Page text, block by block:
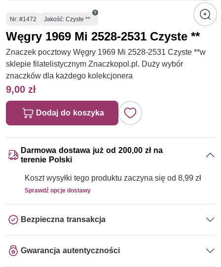
Numer
Nr: #1472 Jakość: Czyste **
Węgry 1969 Mi 2528-2531 Czyste **
Znaczek pocztowy Węgry 1969 Mi 2528-2531 Czyste **w
sklepie filatelistycznym Znaczkopol.pl. Duży wybór
znaczków dla każdego kolekcjonera
9,00 zł
Dodaj do koszyka
Darmowa dostawa już od 200,00 zł na
terenie Polski
Koszt wysyłki tego produktu zaczyna się od 8,99 zł
Sprawdź opcje dostawy
Bezpieczna transakcja
Gwarancja autentyczności